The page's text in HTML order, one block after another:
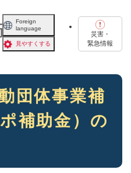
Foreign
language
見やすくする
災害・
緊急情報
団体事業補
補助金）の